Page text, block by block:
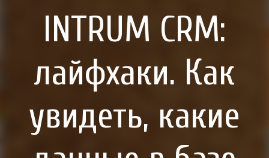
INTRUM CRM:
лайфхаки. Как
увидеть, какие